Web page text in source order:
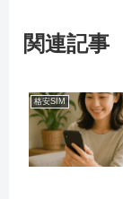
関連記事
格安SIM